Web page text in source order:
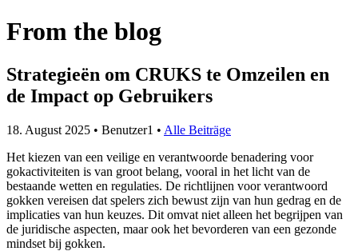
From the blog
Strategieën om CRUKS te Omzeilen en
de Impact op Gebruikers
18. August 2025 • Benutzer1 • Alle Beiträge
Het kiezen van een veilige en verantwoorde benadering voor
gokactiviteiten is van groot belang, vooral in het licht van de
bestaande wetten en regulaties. De richtlijnen voor verantwoord
gokken vereisen dat spelers zich bewust zijn van hun gedrag en de
implicaties van hun keuzes. Dit omvat niet alleen het begrijpen van
de juridische aspecten, maar ook het bevorderen van een gezonde
mindset bij gokken.